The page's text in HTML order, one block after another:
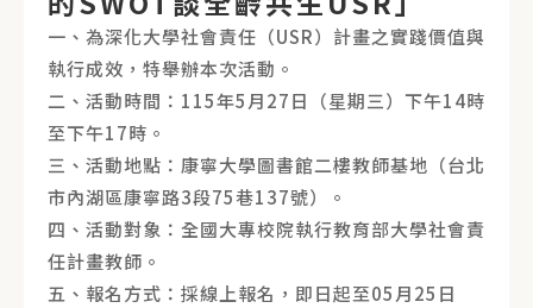
一、為深化大學社會責任（USR）計畫之實踐價值與
執行成效，特舉辦本次活動。
二、活動時間：115年5月27日（星期三）下午14時
至下午17時。
三、活動地點：康寧大學圖書館二樓教師基地（台北
市內湖區康寧路3段75巷137號）。
四、活動對象：全國大專校院執行教育部大學社會責
任計畫教師。
五、報名方式：採線上報名，即日起至05月25日